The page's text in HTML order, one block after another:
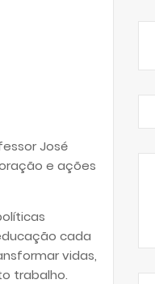
José
e ações
cada
vidas,
trabalho.